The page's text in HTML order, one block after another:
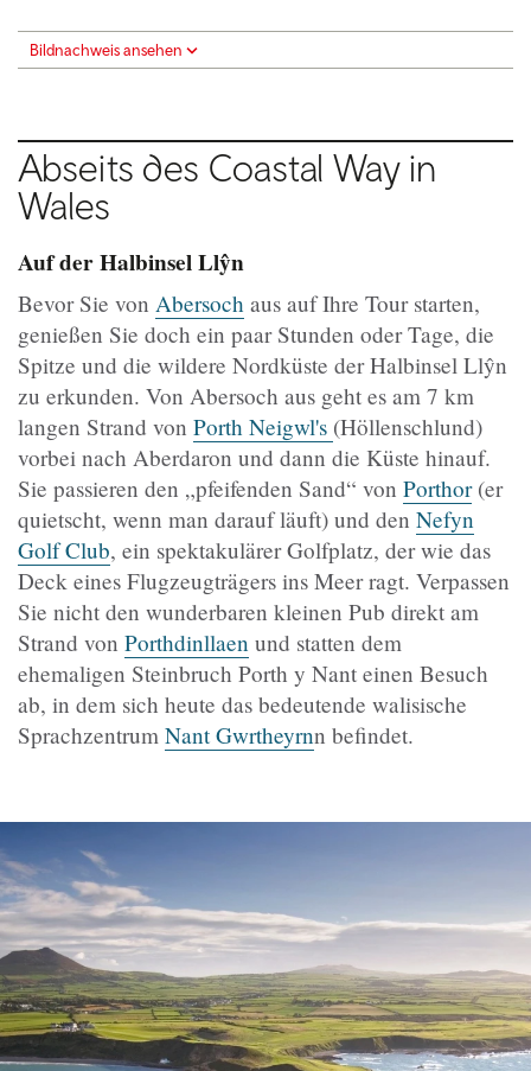
Bildnachweis ansehen
Abseits des Coastal Way in
Wales
Auf der Halbinsel Llŷn
Bevor Sie von Abersoch aus auf Ihre Tour starten,
genießen Sie doch ein paar Stunden oder Tage, die
Spitze und die wildere Nordküste der Halbinsel Llŷn
zu erkunden. Von Abersoch aus geht es am 7 km
langen Strand von Porth Neigwl's (Höllenschlund)
vorbei nach Aberdaron und dann die Küste hinauf.
Sie passieren den „pfeifenden Sand“ von Porthor(er
quietscht, wenn man darauf läuft) und den Nefyn
Golf Club, ein spektakulärer Golfplatz, der wie das
Deck eines Flugzeugträgers ins Meer ragt. Verpassen
Sie nicht den wunderbaren kleinen Pub direkt am
Strand von Porthdinllaen und statten dem
ehemaligen Steinbruch Porth y Nant einen Besuch
ab, in dem sich heute das bedeutende walisische
Sprachzentrum Nant Gwrtheyrnn befindet.